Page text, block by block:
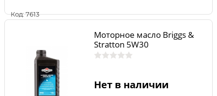
Код: 7613
Моторное масло Briggs &
Stratton 5W30
Нет в наличии